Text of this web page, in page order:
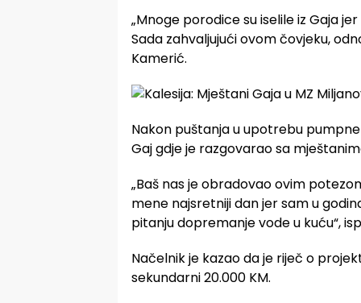
„Mnoge porodice su iselile iz Gaja
Sada zahvaljujući ovom čovjeku,
Kamerić.
Nakon puštanja u upotrebu
Gaj gdje je razgovarao sa
„Baš nas je obradovao ovim
mene najsretniji dan jer sam u
pitanju dopremanje vode u kuću“,
Načelnik je kazao da je riječ o
sekundarni 20.000 KM.